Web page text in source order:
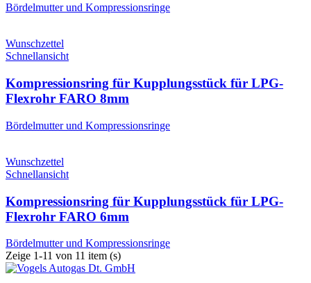
Bördelmutter und Kompressionsringe
Wunschzettel
Schnellansicht
Kompressionsring für Kupplungsstück für LPG-
Flexrohr FARO 8mm
Bördelmutter und Kompressionsringe
Wunschzettel
Schnellansicht
Kompressionsring für Kupplungsstück für LPG-
Flexrohr FARO 6mm
Bördelmutter und Kompressionsringe
Zeige 1-11 von 11 item (s)